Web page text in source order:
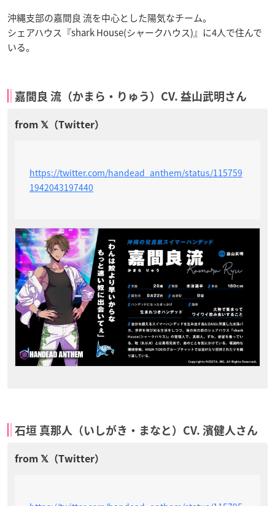
沖縄支部の嘉間良 流を中心とした陽気なチーム。
シェアハウス『shark House(シャークハウス)』に4人で住んで
いる。
嘉間良 流（かまら・りゅう）CV. 益山武明さん
https://twitter.com/handead_anthem/status/115759
1942043197440
石垣 真那人（いしがき・まなと）CV. 濱健人さん